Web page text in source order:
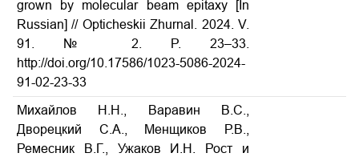
grown by molecular beam epitaxy [In
Russian] // Opticheskii Zhurnal. 2024. V.
91. № 2. P. 23–33.
http://doi.org/10.17586/1023-5086-2024-
91-02-23-33
Михайлов Н.Н., Варавин В.С.,
Дворецкий С.А., Менщиков Р.В.,
Ремесник В.Г., Ужаков И.Н. Рост и